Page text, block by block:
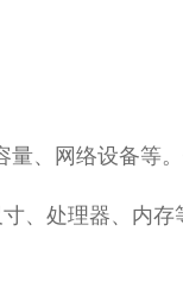
、网络设备等
、处理器、内存